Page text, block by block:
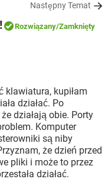
Następny Temat
Rozwiązany/Zamknięty
klawiatura, kupiłam
działać. Po
działają obie. Porty
Komputer
są niby
że dzień przed
pliki i może to przez
działać.